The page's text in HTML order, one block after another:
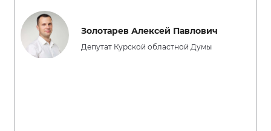
Золотарев Алексей Павлович
Депутат Курской областной Думы